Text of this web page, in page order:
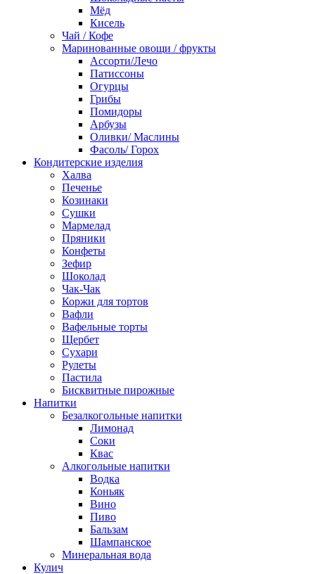
Мёд
Кисель
Чай / Кофе
Маринованные овощи / фрукты
Ассорти/Лечо
Патиссоны
Огурцы
Грибы
Помидоры
Арбузы
Оливки/ Маслины
Фасоль/ Горох
Кондитерские изделия
Халва
Печенье
Козинаки
Сушки
Мармелад
Пряники
Конфеты
Зефир
Шоколад
Чак-Чак
Коржи для тортов
Вафли
Вафельные торты
Щербет
Сухари
Рулеты
Пастила
Бисквитные пирожные
Напитки
Безалкогольные напитки
Лимонад
Соки
Квас
Алкогольные напитки
Водка
Коньяк
Вино
Пиво
Бальзам
Шампанское
Минеральная вода
Кулич